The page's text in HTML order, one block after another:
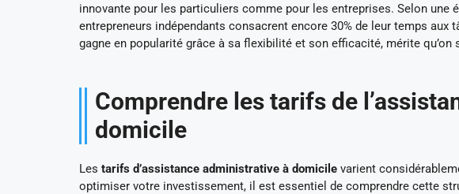
innovante pour les particuliers comme pour les entreprises. Selon une
entrepreneurs indépendants consacrent encore 30% de leur temps
gagne en popularité grâce à sa flexibilité et son efficacité, mérite
Comprendre les tarifs de
domicile
Les tarifs d’assistance administrative à domicile varient
optimiser votre investissement, il est essentiel de comprendre cette